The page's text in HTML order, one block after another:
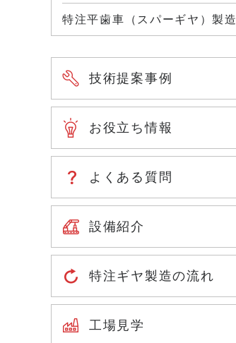
特注平歯車（スパーギヤ）製造
技術提案事例
お役立ち情報
よくある質問
設備紹介
特注ギヤ製造の流れ
工場見学